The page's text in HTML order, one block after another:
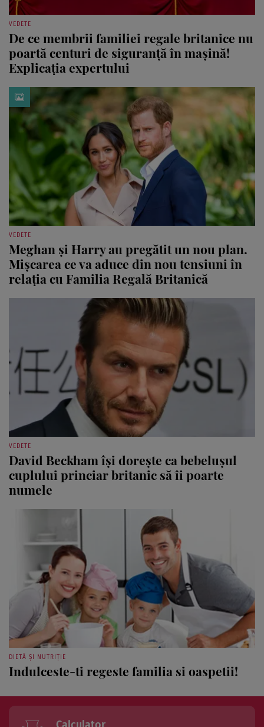
VEDETE
De ce membrii familiei regale britanice nu
poartă centuri de siguranță în mașină!
Explicația expertului
VEDETE
Meghan și Harry au pregătit un nou plan.
Mișcarea ce va aduce din nou tensiuni în
relația cu Familia Regală Britanică
VEDETE
David Beckham îşi doreşte ca bebeluşul
cuplului princiar britanic să îi poarte
numele
DIETĂ ȘI NUTRIȚIE
Indulceste-ti regeste familia si oaspetii!